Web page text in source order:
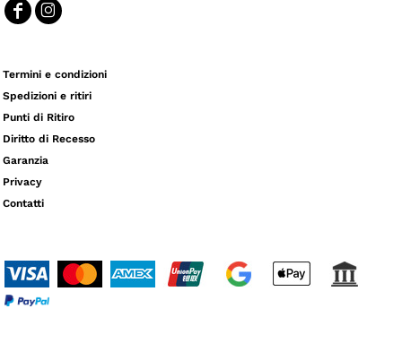
Termini e condizioni
Spedizioni e ritiri
Punti di Ritiro
Diritto di Recesso
Garanzia
Privacy
Contatti